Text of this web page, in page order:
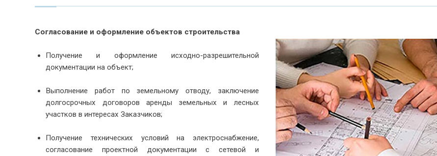
Согласование и оформление объектов строительства
Получение и оформление исходно-разрешительной
документации на объект;
Выполнение работ по земельному отводу, заключение
долгосрочных договоров аренды земельных и лесных
участков в интересах Заказчиков;
Получение технических условий на электроснабжение,
согласование проектной документации с сетевой и